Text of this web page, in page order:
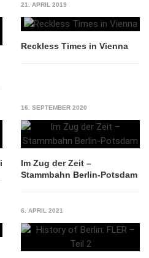
21. APRIL 2019
Reckless Times in Vienna
16. SEPTEMBER 2020
Im Zug der Zeit –
Stammbahn Berlin-Potsdam
6. APRIL 2021